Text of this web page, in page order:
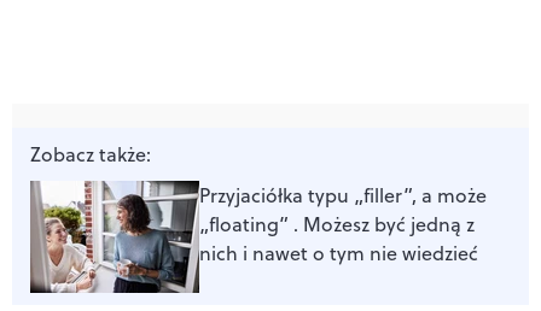
Zobacz także:
Przyjaciółka typu „filler”, a może
„floating” . Możesz być jedną z
nich i nawet o tym nie wiedzieć